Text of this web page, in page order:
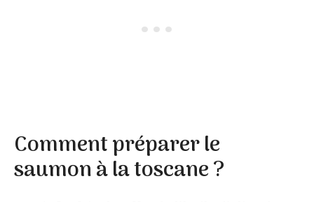
Comment préparer le
saumon à la toscane ?